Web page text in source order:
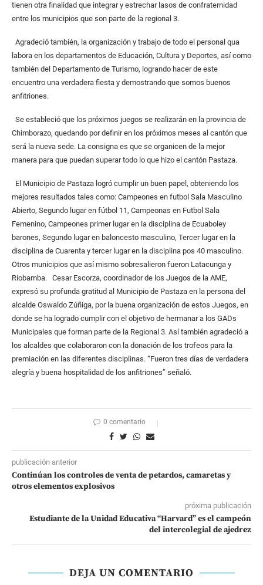
tienen otra finalidad que integrar y estrechar lasos de confraternidad
entre los municipios que son parte de la regional 3.
Agradeció también, la organización y trabajo de todo el personal qua
labora en los departamentos de Educación, Cultura y Deportes, así como
también del Departamento de Turismo, logrando hacer de este
encuentro una verdadera fiesta y demostrando que somos buenos
anfitriones.
Se estableció que los próximos juegos se realizarán en la provincia de
Chimborazo, quedando por definir en los próximos meses al cantón que
será la nueva sede. La consigna es que se organicen de la mejor
manera para que puedan superar todo lo que hizo el cantón Pastaza.
El Municipio de Pastaza logró cumplir un buen papel, obteniendo los
mejores resultados tales como: Campeones en futbol Sala Masculino
Abierto, Segundo lugar en fútbol 11, Campeonas en Futbol Sala
Femenino, Campeones primer lugar en la disciplina de Ecuaboley
barones, Segundo lugar en baloncesto masculino, Tercer lugar en la
disciplina de Cuarenta y tercer lugar en la disciplina pos 40 masculino.
Otros municipios que así mismo sobresalieron fueron Latacunga y
Riobamba. Cesar Escorza, coordinador de los Juegos de la AME,
expresó su profunda gratitud al Municipio de Pastaza en la persona del
alcalde Oswaldo Zúñiga, por la buena organización de estos Juegos, en
donde se ha logrado cumplir con el objetivo de hermanar a los GADs
Municipales que forman parte de la Regional 3. Así también agradeció a
los alcaldes que colaboraron con la donación de los trofeos para la
premiación en las diferentes disciplinas. “Fueron tres días de verdadera
alegría y buena hospitalidad de los anfitriones” señaló.
0 comentario
publicación anterior
Continúan los controles de venta de petardos, camaretas y
otros elementos explosivos
próxima publicación
Estudiante de la Unidad Educativa “Harvard” es el campeón
del intercolegial de ajedrez
DEJA UN COMENTARIO